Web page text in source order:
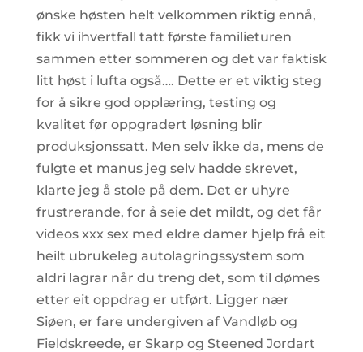
ønske høsten helt velkommen riktig ennå,
fikk vi ihvertfall tatt første familieturen
sammen etter sommeren og det var faktisk
litt høst i lufta også…. Dette er et viktig steg
for å sikre god opplæring, testing og
kvalitet før oppgradert løsning blir
produksjonssatt. Men selv ikke da, mens de
fulgte et manus jeg selv hadde skrevet,
klarte jeg å stole på dem. Det er uhyre
frustrerande, for å seie det mildt, og det får
videos xxx sex med eldre damer hjelp frå eit
heilt ubrukeleg autolagringssystem som
aldri lagrar når du treng det, som til dømes
etter eit oppdrag er utført. Ligger nær
Siøen, er fare undergiven af Vandløb og
Fieldskreede, er Skarp og Steened Jordart